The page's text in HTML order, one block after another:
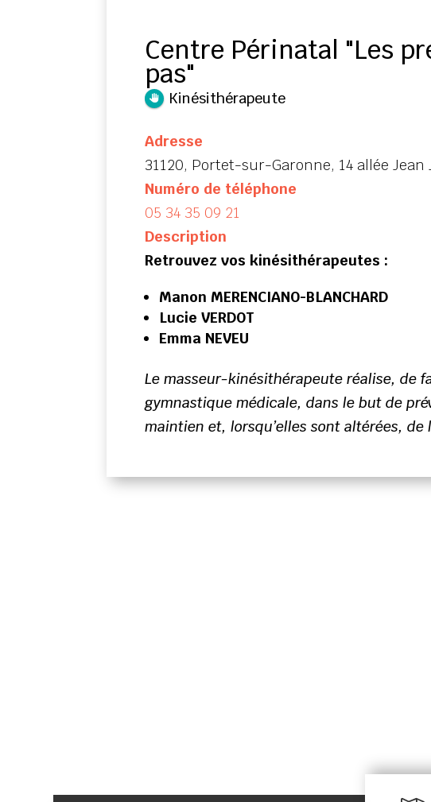
Centre Périnatal "Les
pas"
Kinésithérapeute
Adresse
31120, Portet-sur-Garonne, 14 allée Jean
Numéro de téléphone
05 34 35 09 21
Description
Retrouvez vos kinésithérapeutes :
Manon MERENCIANO-BLANCHARD
Lucie VERDOT
Emma NEVEU
Le masseur-kinésithérapeute réalise, de
gymnastique médicale, dans le but de
maintien et, lorsqu’elles sont altérées, de